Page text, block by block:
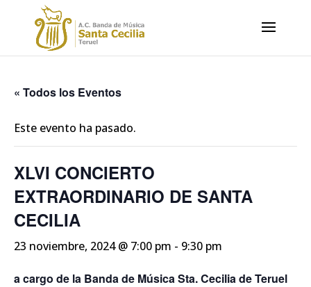
« Todos los Eventos
Este evento ha pasado.
XLVI CONCIERTO
EXTRAORDINARIO DE SANTA
CECILIA
23 noviembre, 2024 @ 7:00 pm - 9:30 pm
a cargo de la Banda de Música Sta. Cecilia de Teruel